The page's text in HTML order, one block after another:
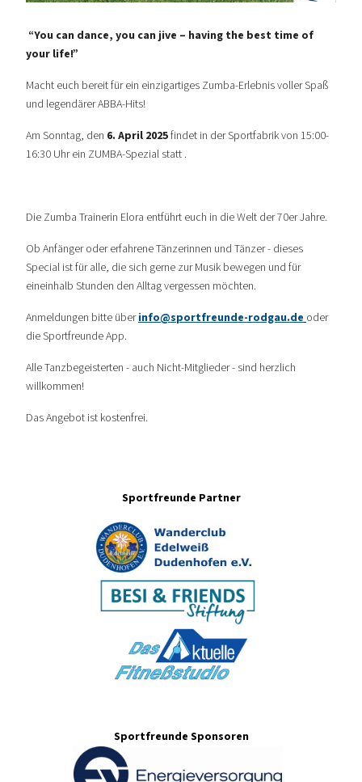
“You can dance, you can jive – having the best time of
your life!”
Macht euch bereit für ein einzigartiges Zumba-Erlebnis voller Spaß
und legendärer ABBA-Hits!
Am Sonntag, den 6. April 2025findet in der Sportfabrik von 15:00-
16:30 Uhr ein ZUMBA-Spezial statt .
Die Zumba Trainerin Elora entführt euch in die Welt der 70er Jahre.
Ob Anfänger oder erfahrene Tänzerinnen und Tänzer - dieses
Special ist für alle, die sich gerne zur Musik bewegen und für
eineinhalb Stunden den Alltag vergessen möchten.
Anmeldungen bitte überinfo@sportfreunde-rodgau.de oder
die Sportfreunde App.
Alle Tanzbegeisterten - auch Nicht-Mitglieder - sind herzlich
willkommen!
Das Angebot ist kostenfrei.
Sportfreunde Partner
Sportfreunde Sponsoren